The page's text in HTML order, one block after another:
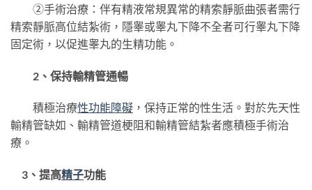
②手術治療：伴有精液常規異常的精索靜脈曲張者需行
精索靜脈高位結紮術，隱睾或睾丸下降不全者可行睾丸下降
固定術，以促進睾丸的生精功能。
2、保持輸精管通暢
積極治療性功能障礙 ，保持正常的性生活。對於先天性
輸精管缺如、輸精管道梗阻和輸精管結紮者應積極手術治
療。
3、提高精子功能